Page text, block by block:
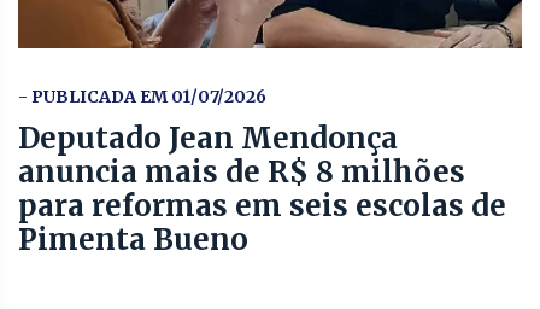
- PUBLICADA EM 01/07/2026
Deputado Jean Mendonça
anuncia mais de R$ 8 milhões
para reformas em seis escolas de
Pimenta Bueno